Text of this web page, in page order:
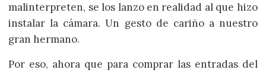
malinterpreten, se los lanzo en realidad al que hizo
instalar la cámara. Un gesto de cariño a nuestro
gran hermano.
Por eso, ahora que para comprar las entradas del